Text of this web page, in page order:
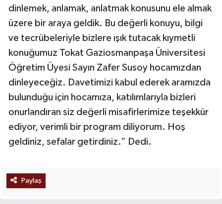
dinlemek, anlamak, anlatmak konusunu ele almak
üzere bir araya geldik. Bu değerli konuyu, bilgi
ve tecrübeleriyle bizlere ışık tutacak kıymetli
konuğumuz Tokat Gaziosmanpaşa Üniversitesi
Öğretim Üyesi Sayın Zafer Susoy hocamızdan
dinleyeceğiz. Davetimizi kabul ederek aramızda
bulunduğu için hocamıza, katılımlarıyla bizleri
onurlandıran siz değerli misafirlerimize teşekkür
ediyor, verimli bir program diliyorum. Hoş
geldiniz, sefalar getirdiniz.” Dedi.
Paylaş